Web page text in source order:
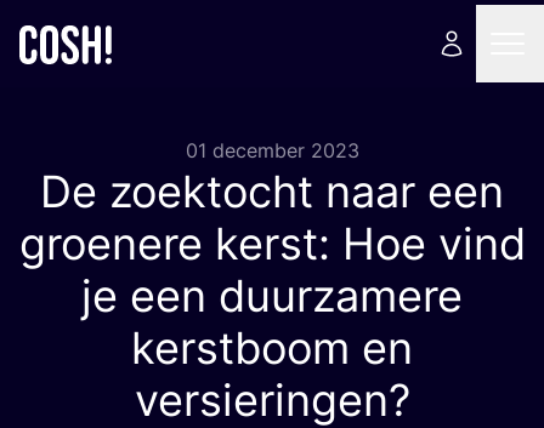
01 december 2023
De zoektocht naar een
groenere kerst: Hoe vind
je een duurzamere
kerstboom en
versieringen?